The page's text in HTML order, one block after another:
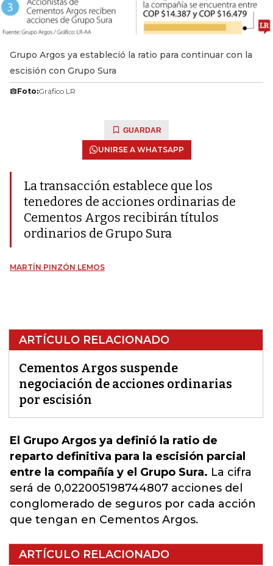
Grupo Argos ya estableció la ratio para continuar con la
escisión con Grupo Sura
Foto:Gráfico LR
GUARDAR
UNIRSE A WHATSAPP
La transacción establece que los
tenedores de acciones ordinarias de
Cementos Argos recibirán títulos
ordinarios de Grupo Sura
MARTÍN PINZÓN LEMOS
ARTÍCULO RELACIONADO
Cementos Argos suspende
negociación de acciones ordinarias
por escisión
El Grupo Argos ya definió la ratio de
reparto definitiva para la escisión parcial
entre la compañía y el Grupo Sura. La cifra
será de 0,022005198744807 acciones del
conglomerado de seguros por cada acción
que tengan en Cementos Argos.
ARTÍCULO RELACIONADO